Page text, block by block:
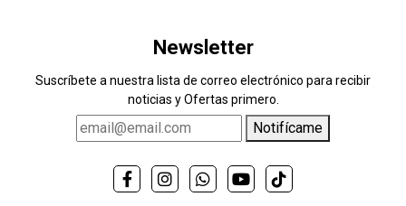
Newsletter
Suscríbete a nuestra lista de correo electrónico para recibir
noticias y Ofertas primero.
Notifícame